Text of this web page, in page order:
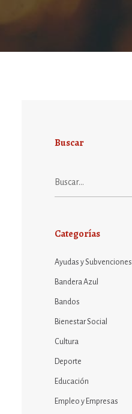
Buscar
Categorías
Ayudas y Subvenciones
Bandera Azul
Bandos
Bienestar Social
Cultura
Deporte
Educación
Empleo y Empresas